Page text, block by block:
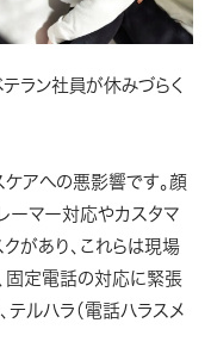
ラン社員が休みづらく
アへの悪影響です。顔
ーマー対応やカスタマ
クがあり、これらは現場
固定電話の対応に緊張
ルハラ（電話ハラスメ